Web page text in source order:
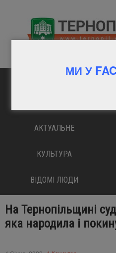
АКТУАЛЬНЕ
КУЛЬТУРА
ВІДОМІ ЛЮДИ
На Тернопільщині
яка народила і
МИ У